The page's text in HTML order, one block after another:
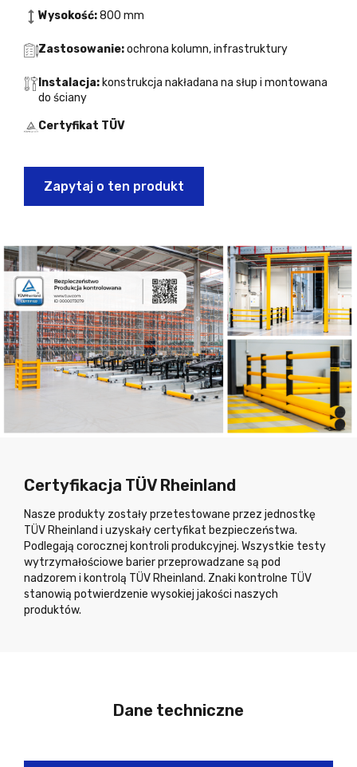
Wysokość:800 mm
Zastosowanie:ochrona kolumn, infrastruktury
Instalacja: konstrukcja nakładana na słup i montowana
do ściany
Certyfikat TÜV
Zapytaj o ten produkt
Certyfikacja TÜV Rheinland
Nasze produkty zostały przetestowane przez jednostkę
TÜV Rheinland i uzyskały certyfikat bezpieczeństwa.
Podlegają corocznej kontroli produkcyjnej. Wszystkie testy
wytrzymałościowe barier przeprowadzane są pod
nadzorem i kontrolą TÜV Rheinland. Znaki kontrolne TÜV
stanowią potwierdzenie wysokiej jakości naszych
produktów.
Dane techniczne